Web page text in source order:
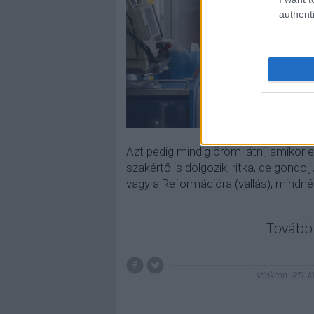
Azt pedig mindig öröm látni, amikor
szakértő is dolgozik, ritka, de
vagy a Reformációra (vallás),
szinkron RTL